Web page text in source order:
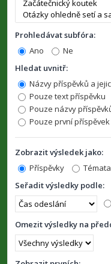
Prohledávat subfóra:
Ano
Ne
Hledat uvnitř:
Názvy příspěvků a
Pouze text příspěvku
Pouze názvy
Pouze první
Zobrazit výsledek jako:
Příspěvky
Témata
Seřadit výsledky podle:
Omezit výsledky na